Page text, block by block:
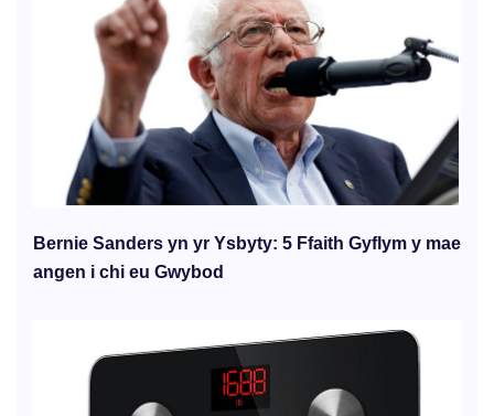
Bernie Sanders yn yr Ysbyty: 5 Ffaith Gyflym y mae
angen i chi eu Gwybod